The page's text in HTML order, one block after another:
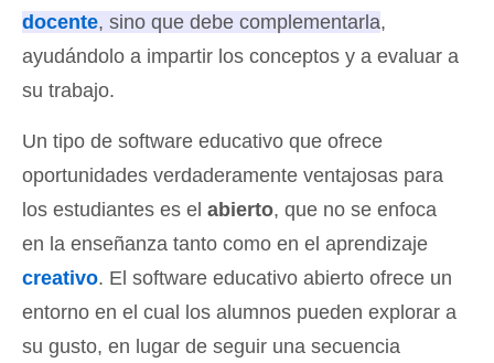
docente, sino que debe complementarla,
ayudándolo a impartir los conceptos y a evaluar a
su trabajo.
Un tipo de software educativo que ofrece
oportunidades verdaderamente ventajosas para
los estudiantes es el abierto, que no se enfoca
en la enseñanza tanto como en el aprendizaje
creativo. El software educativo abierto ofrece un
entorno en el cual los alumnos pueden explorar a
su gusto, en lugar de seguir una secuencia